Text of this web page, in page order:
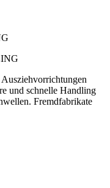
und schnelle Handling
Fremdfabrikate